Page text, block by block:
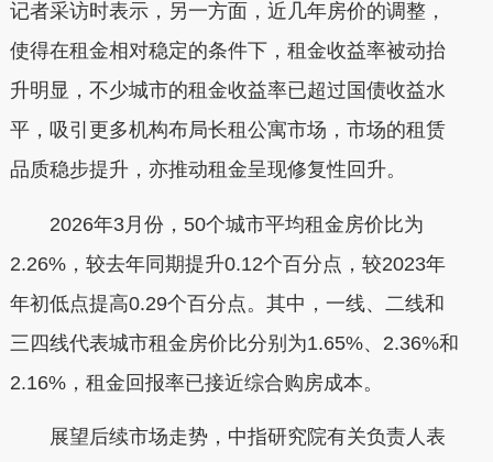
记者采访时表示，另一方面，近几年房价的调整，
使得在租金相对稳定的条件下，租金收益率被动抬
升明显，不少城市的租金收益率已超过国债收益水
平，吸引更多机构布局长租公寓市场，市场的租赁
品质稳步提升，亦推动租金呈现修复性回升。
2026年3月份，50个城市平均租金房价比为
2.26%，较去年同期提升0.12个百分点，较2023年
年初低点提高0.29个百分点。其中，一线、二线和
三四线代表城市租金房价比分别为1.65%、2.36%和
2.16%，租金回报率已接近综合购房成本。
展望后续市场走势，中指研究院有关负责人表